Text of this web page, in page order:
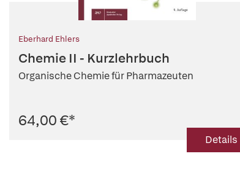
Eberhard Ehlers
Chemie II - Kurzlehrbuch
Organische Chemie für Pharmazeuten
64,00 €*
Details